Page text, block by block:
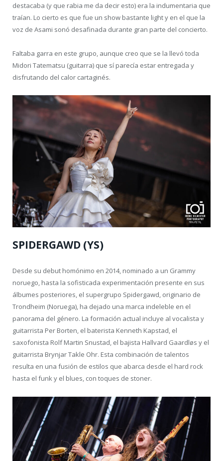
destacaba (y que rabia me da decir esto) era la indumentaria que
traían. Lo cierto es que fue un show bastante light y en el que la
voz de Asami sonó desafinada durante gran parte del concierto.
Faltaba garra en este grupo, aunque creo que se la llevó toda
Midori Tatematsu (guitarra) que sí parecía estar entregada y
disfrutando del calor cartaginés.
SPIDERGAWD (YS)
Desde su debut homónimo en 2014, nominado a un Grammy
noruego, hasta la sofisticada experimentación presente en sus
álbumes posteriores, el supergrupo Spidergawd, originario de
Trondheim (Noruega), ha dejado una marca indeleble en el
panorama del género. La formación actual incluye al vocalista y
guitarrista Per Borten, el baterista Kenneth Kapstad, el
saxofonista Rolf Martin Snustad, el bajista Hallvard Gaardløs y el
guitarrista Brynjar Takle Ohr. Esta combinación de talentos
resulta en una fusión de estilos que abarca desde el hard rock
hasta el funk y el blues, con toques de stoner.